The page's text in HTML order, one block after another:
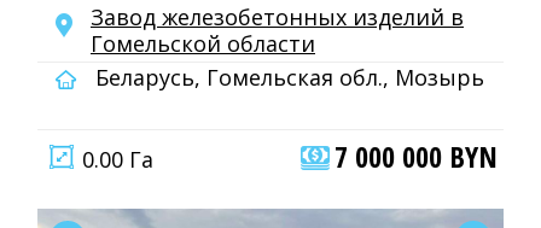
Завод железобетонных изделий в
Гомельской области
Беларусь, Гомельская обл., Мозырь
0.00 Га 7 000 000 BYN